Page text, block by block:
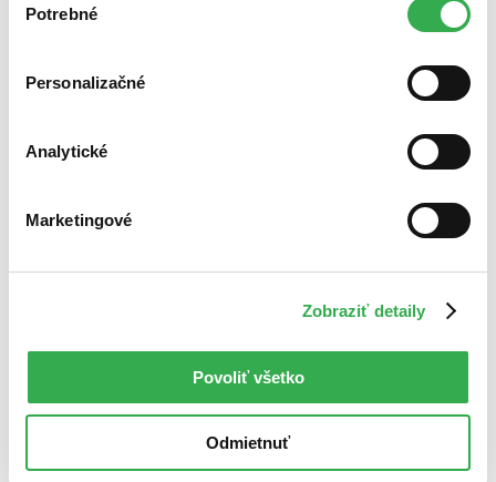
nám pomohlo, keby sme mohli používať všetky tieto
súhlasu
Potrebné
Personalizačné
Analytické
Marketingové
Zobraziť detaily
Povoliť všetko
Odmietnuť
Bestsellery
Top hodnotené
Najlacnejšie
Skúste prosím zmeniť vyhľadávaný výraz.